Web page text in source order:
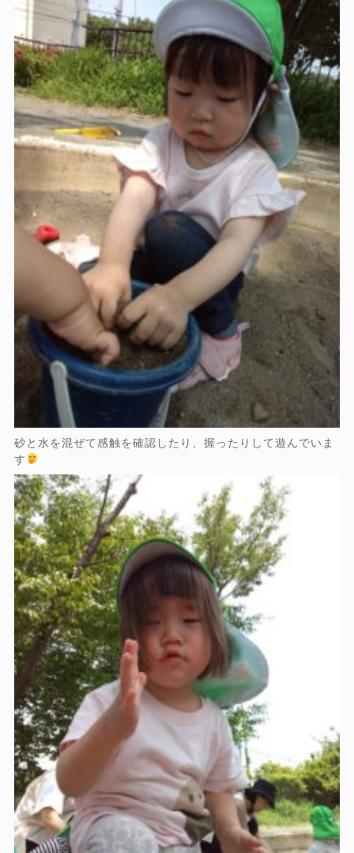
砂と水を混ぜて感触を確認したり、握ったりして遊んでいま
す